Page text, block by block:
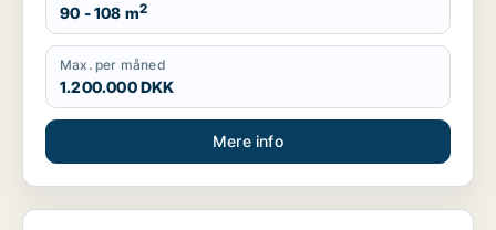
90 - 108 m2
Max. per måned
1.200.000 DKK
Mere info